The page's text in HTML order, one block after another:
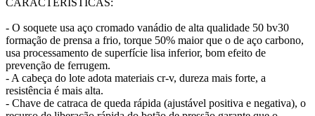
CARACTERÍSTICAS:
- O soquete usa aço cromado vanádio de alta qualidade 50 bv30
formação de prensa a frio, torque 50% maior que o de aço carbono,
usa processamento de superfície lisa inferior, bom efeito de
prevenção de ferrugem.
- A cabeça do lote adota materiais cr-v, dureza mais forte, a
resistência é mais alta.
- Chave de catraca de queda rápida (ajustável positiva e negativa), o